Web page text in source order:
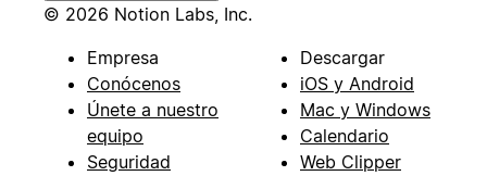
© 2026 Notion Labs, Inc.
Empresa
Conócenos
Únete a nuestro
equipo
Seguridad
Descargar
iOS y Android
Mac y Windows
Calendario
Web Clipper